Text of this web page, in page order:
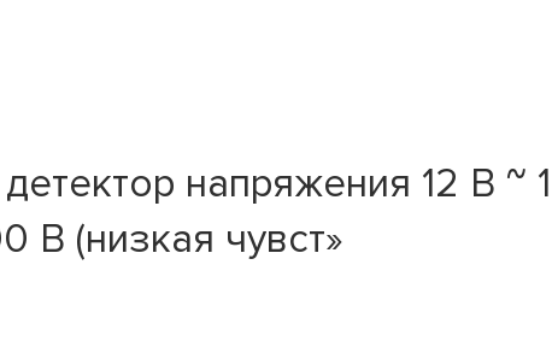
напряжения 12 В ~
В (низкая чувст»